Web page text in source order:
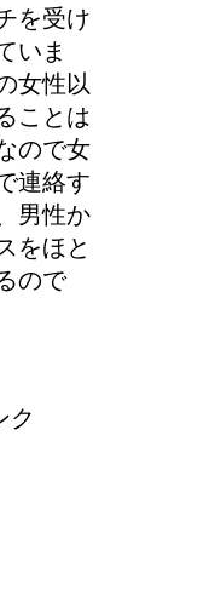
を受け
いま
女性以
ことは
ので女
連絡す
男性か
をほと
ので
ク